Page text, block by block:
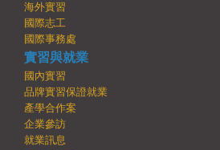
海外實習
國際志工
國際事務處
實習與就業
國內實習
品牌實習保證就業
產學合作案
企業參訪
就業訊息